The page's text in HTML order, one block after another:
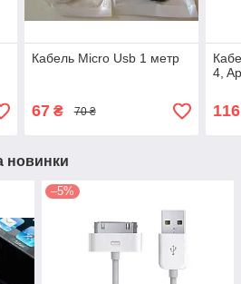
Кабель Micro Usb 1 метр
67₴ 70 ₴
4,
116
новинки
–5%